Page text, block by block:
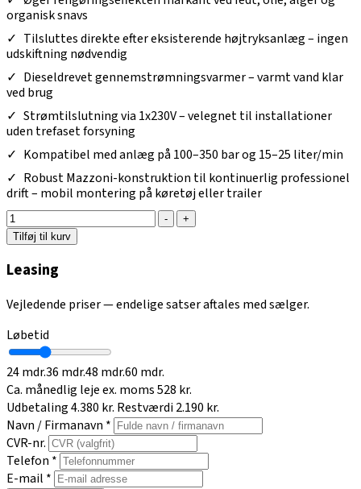
organisk snavs
Tilsluttes direkte efter eksisterende højtryksanlæg – ingen
udskiftning nødvendig
Dieseldrevet gennemstrømningsvarmer – varmt vand klar
ved brug
Strømtilslutning via 1x230V – velegnet til installationer
uden trefaset forsyning
Kompatibel med anlæg på 100–350 bar og 15–25 liter/min
Robust Mazzoni-konstruktion til kontinuerlig professionel
drift – mobil montering på køretøj eller trailer
-
+
Tilføj til kurv
Leasing
Vejledende priser — endelige satser aftales med sælger.
Løbetid
24 mdr.36 mdr.48 mdr.60 mdr.
Ca. månedlig leje ex. moms528 kr.
Udbetaling4.380 kr. Restværdi2.190 kr.
Navn / Firmanavn *
CVR-nr.
Telefon *
E-mail *